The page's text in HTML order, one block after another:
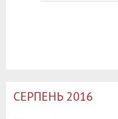
СЕРПЕНЬ 2016